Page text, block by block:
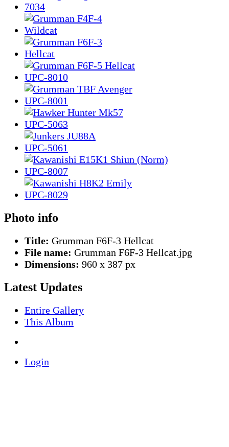
Photo info
Title: Grumman F6F-3 Hellcat
File name: Grumman F6F-3 Hellcat.jpg
Dimensions: 960 x 387 px
Latest Updates
Entire Gallery
This Album
Login